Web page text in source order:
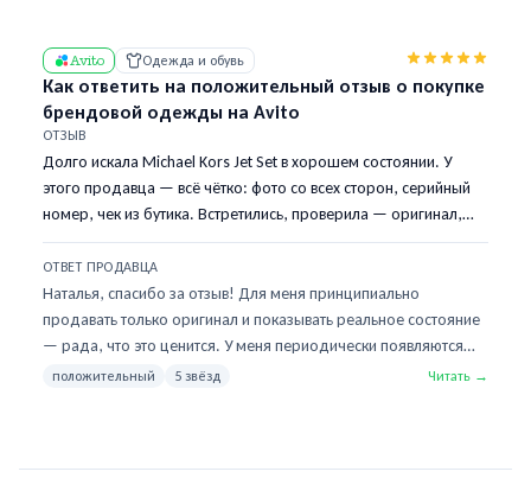
вопросы при следующей покупке — пишите в чат, поможем с
выбором размера.
Avito Одежда и обувь
Как ответить на положительный отзыв о покупке
брендовой одежды на Avito
ОТЗЫВ
Долго искала Michael Kors Jet Set в хорошем состоянии. У
этого продавца — всё чётко: фото со всех сторон, серийный
номер, чек из бутика. Встретились, проверила — оригинал,
состояние даже лучше, чем ожидала. Рекомендую!
ОТВЕТ ПРОДАВЦА
Наталья, спасибо за отзыв! Для меня принципиально
продавать только оригинал и показывать реальное состояние
— рада, что это ценится. У меня периодически появляются
сумки и аксессуары из личной коллекции — подпишитесь на
положительный 5 звёзд Читать →